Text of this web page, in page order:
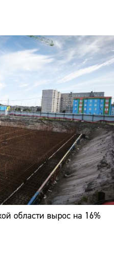
области вырос на 16%